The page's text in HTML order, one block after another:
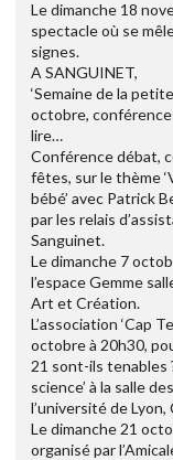
Le dimanche 18
spectacle où se
signes.
A SANGUINET,
‘Semaine de la
octobre,
lire…
Conférence débat,
fêtes, sur le thème
bébé’ avec Patrick
par les relais
Sanguinet.
Le dimanche 7
l’espace Gemme
Art et Création.
L’association ‘Cap
octobre à 20h30,
21 sont-ils tenables
science’ à la salle
l’université de Lyon,
Le dimanche 21
organisé par